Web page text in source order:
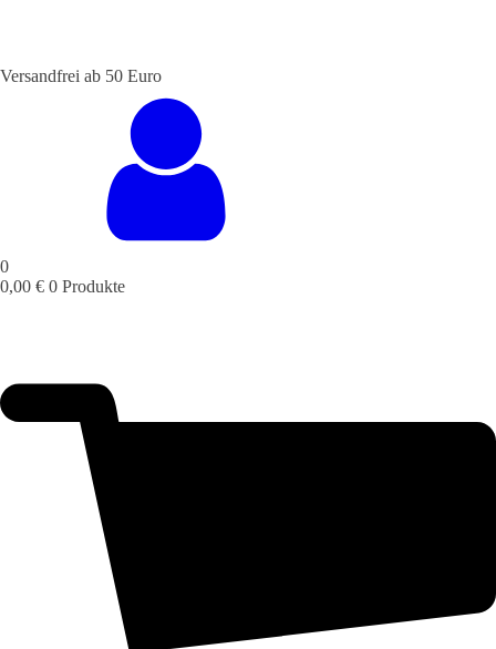
CAFE &
RESTAURANT& KARTE
& SPEISEKARTE
Versandfrei ab 50 Euro
0
0,00 € 0 Produkte